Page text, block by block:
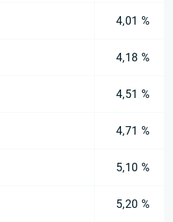
4,01 %
4,18 %
4,51 %
4,71 %
5,10 %
5,20 %